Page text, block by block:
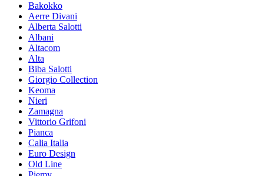
Bakokko
Aerre Divani
Alberta Salotti
Albani
Altacom
Alta
Biba Salotti
Giorgio Collection
Keoma
Nieri
Zamagna
Vittorio Grifoni
Pianca
Calia Italia
Euro Design
Old Line